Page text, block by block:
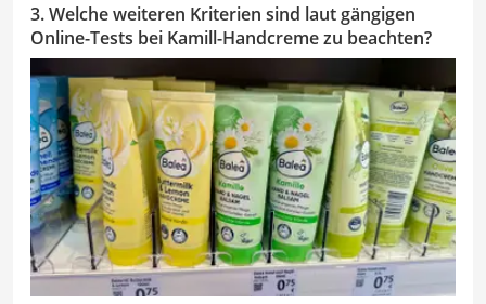
3. Welche weiteren Kriterien sind laut gängigen
Online-Tests bei Kamill-Handcreme zu beachten?